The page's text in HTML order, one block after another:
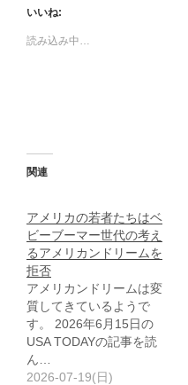
いいね:
読み込み中…
関連
アメリカの若者たちはベ
ビーブーマー世代の考え
るアメリカンドリームを
拒否
アメリカンドリームは変
質してきているようで
す。 2026年6月15日の
USA TODAYの記事を読
ん…
2026-07-19(日)